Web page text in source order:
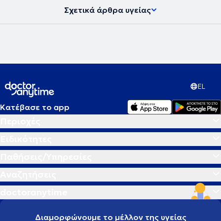
Σχετικά άρθρα υγείας
EL
Κατέβασε το app
Διαμορφώνουμε το μέλλον της υγείας